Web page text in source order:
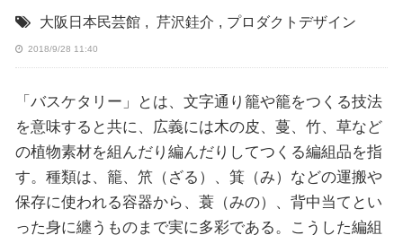
大阪日本民芸館 , 芹沢銈介 , プロダクトデザイン
2018/9/28 11:40
「バスケタリー」とは、文字通り籠や籠をつくる技法
を意味すると共に、広義には木の皮、蔓、竹、草など
の植物素材を組んだり編んだりしてつくる編組品を指
す。種類は、籠、笊（ざる）、箕（み）などの運搬や
保存に使われる容器から、蓑（みの）、背中当てとい
った身に纏うものまで実に多彩である。こうした編組